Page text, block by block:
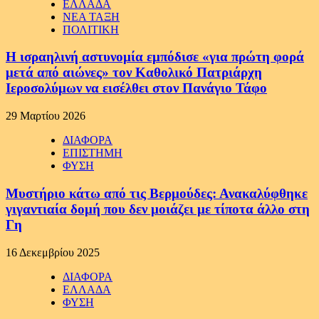
ΕΛΛΑΔΑ
ΝΕΑ ΤΑΞΗ
ΠΟΛΙΤΙΚΗ
Η ισραηλινή αστυνομία εμπόδισε «για πρώτη φορά
μετά από αιώνες» τον Καθολικό Πατριάρχη
Ιεροσολύμων να εισέλθει στον Πανάγιο Τάφο
29 Μαρτίου 2026
ΔΙΑΦΟΡΑ
ΕΠΙΣΤΗΜΗ
ΦΥΣΗ
Μυστήριο κάτω από τις Βερμούδες: Ανακαλύφθηκε
γιγαντιαία δομή που δεν μοιάζει με τίποτα άλλο στη
Γη
16 Δεκεμβρίου 2025
ΔΙΑΦΟΡΑ
ΕΛΛΑΔΑ
ΦΥΣΗ